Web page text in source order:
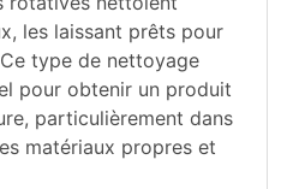
les laissant prêts pour
type de nettoyage
pour obtenir un produit
particulièrement dans
matériaux propres et